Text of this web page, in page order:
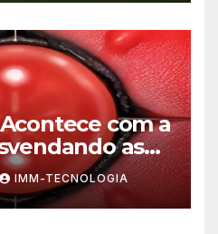
com a
as
de
IMM-TECNOLOGIA